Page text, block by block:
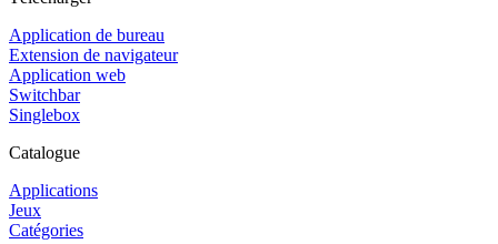
Application de bureau
Extension de navigateur
Application web
Switchbar
Singlebox
Catalogue
Applications
Jeux
Catégories